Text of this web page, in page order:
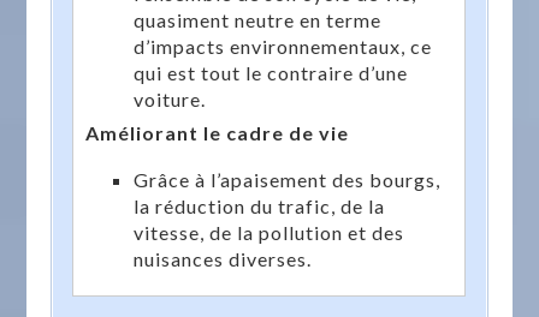
quasiment neutre en terme
d’impacts environnementaux, ce
qui est tout le contraire d’une
voiture.
Améliorant le cadre de vie
Grâce à l’apaisement des bourgs,
la réduction du trafic, de la
vitesse, de la pollution et des
nuisances diverses.